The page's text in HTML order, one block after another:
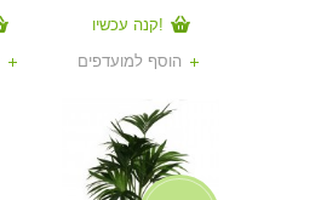
קנה עכשיו!
הוסף למועדפים